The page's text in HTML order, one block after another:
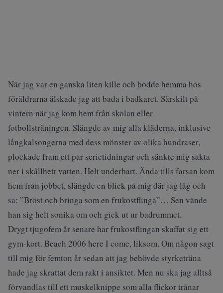
När jag var en ganska liten kille och bodde hemma hos
föräldrarna älskade jag att bada i badkaret. Särskilt på
vintern när jag kom hem från skolan eller
fotbollsträningen. Slängde av mig alla kläderna, inklusive
långkalsongerna med dess mönster av olika hundraser,
plockade fram ett par serietidningar och sänkte mig sakta
ner i skållhett vatten. Helt underbart. Ända tills farsan kom
hem från jobbet, slängde en blick på mig där jag låg och
sa: ”Bröst och bringa som en frukostflinga”… Sen vände
han sig helt sonika om och gick ut ur badrummet.
Drygt tjugofem år senare har frukostflingan skaffat sig ett
gym-kort. Beach 2006 here I come, liksom. Om någon sagt
till mig för femton år sedan att jag behövde styrketräna
hade jag skrattat dem rakt i ansiktet. Men nu ska jag alltså
förvandlas till ett muskelknippe som alla flickor trånar